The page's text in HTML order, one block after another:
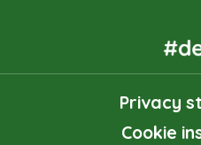
Privacy
Cookie